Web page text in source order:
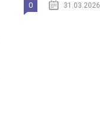
0 31.03.2026